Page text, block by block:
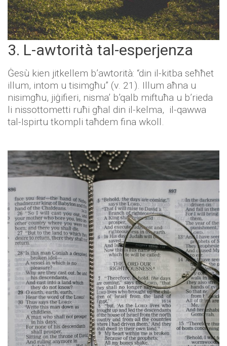
3. L-awtorità tal-esperjenza
Ġesù kien jitkellem b’awtorità: “din il-kitba seħħet
illum, intom u tisimgħu” (v. 21). Illum aħna u
nisimgħu, jiġifieri, nisma’ b’qalb miftuħa u b’rieda
li nissottometti ruħi għal din il-kelma, il-qawwa
tal-Ispirtu tkompli taħdem fina wkoll.